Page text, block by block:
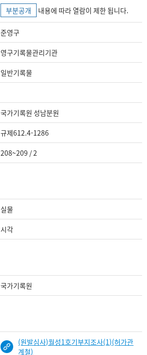
부분공개 내용에 따라 열람이 제한 됩니다.
준영구
영구기록물관리기관
일반기록물
국가기록원 성남분원
규제612.4-1286
208~209 / 2
실물
시각
국가기록원
(원발심사)월성1호기부지조사(1)(허가관
계철)